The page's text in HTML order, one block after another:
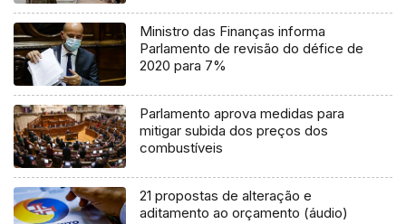
Ministro das Finanças informa
Parlamento de revisão do défice de
2020 para 7%
Parlamento aprova medidas para
mitigar subida dos preços dos
combustíveis
21 propostas de alteração e
aditamento ao orçamento (áudio)